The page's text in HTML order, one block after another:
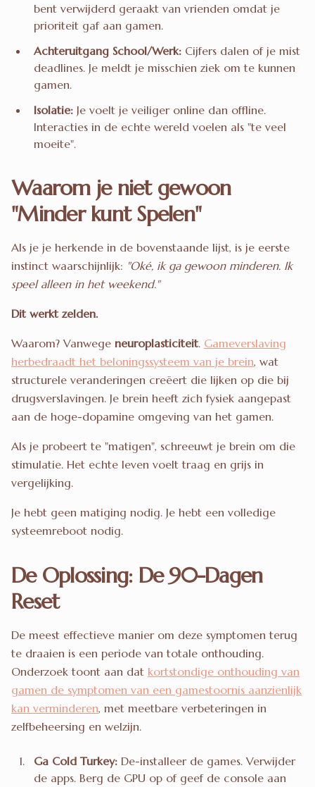
bent verwijderd geraakt van vrienden omdat je
prioriteit gaf aan gamen.
Achteruitgang School/Werk: Cijfers dalen of je mist
deadlines. Je meldt je misschien ziek om te kunnen
gamen.
Isolatie: Je voelt je veiliger online dan offline.
Interacties in de echte wereld voelen als "te veel
moeite".
Waarom je niet gewoon
"Minder kunt Spelen"
Als je je herkende in de bovenstaande lijst, is je eerste
instinct waarschijnlijk: "Oké, ik ga gewoon minderen. Ik
speel alleen in het weekend."
Dit werkt zelden.
Waarom? Vanwege neuroplasticiteit. Gameverslaving
herbedraadt het beloningssysteem van je brein, wat
structurele veranderingen creëert die lijken op die bij
drugsverslavingen. Je brein heeft zich fysiek aangepast
aan de hoge-dopamine omgeving van het gamen.
Als je probeert te "matigen", schreeuwt je brein om die
stimulatie. Het echte leven voelt traag en grijs in
vergelijking.
Je hebt geen matiging nodig. Je hebt een volledige
systeemreboot nodig.
De Oplossing: De 90-Dagen
Reset
De meest effectieve manier om deze symptomen terug
te draaien is een periode van totale onthouding.
Onderzoek toont aan dat kortstondige onthouding van
gamen de symptomen van een gamestoornis aanzienlijk
kan verminderen, met meetbare verbeteringen in
zelfbeheersing en welzijn.
Ga Cold Turkey: De-installeer de games. Verwijder
de apps. Berg de GPU op of geef de console aan